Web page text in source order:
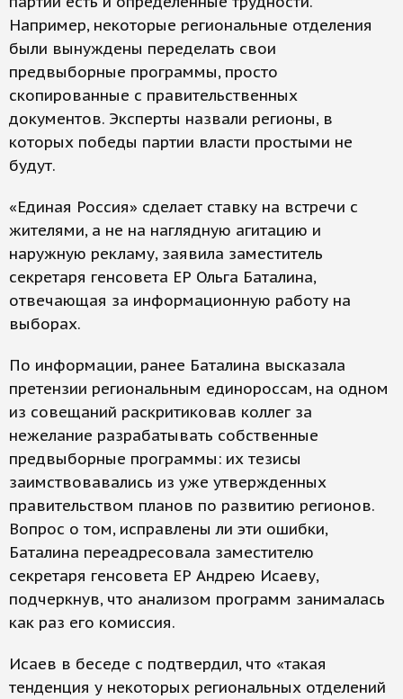
Например, некоторые региональные отделения
были вынуждены переделать свои
предвыборные программы, просто
скопированные с правительственных
документов. Эксперты назвали регионы, в
которых победы партии власти простыми не
будут.
«Единая Россия» сделает ставку на встречи с
жителями, а не на наглядную агитацию и
наружную рекламу, заявила заместитель
секретаря генсовета ЕР Ольга Баталина,
отвечающая за информационную работу на
выборах.
По информации, ранее Баталина высказала
претензии региональным единороссам, на одном
из совещаний раскритиковав коллег за
нежелание разрабатывать собственные
предвыборные программы: их тезисы
заимствовавались из уже утвержденных
правительством планов по развитию регионов.
Вопрос о том, исправлены ли эти ошибки,
Баталина переадресовала заместителю
секретаря генсовета ЕР Андрею Исаеву,
подчеркнув, что анализом программ занималась
как раз его комиссия.
Исаев в беседе с подтвердил, что «такая
тенденция у некоторых региональных отделений